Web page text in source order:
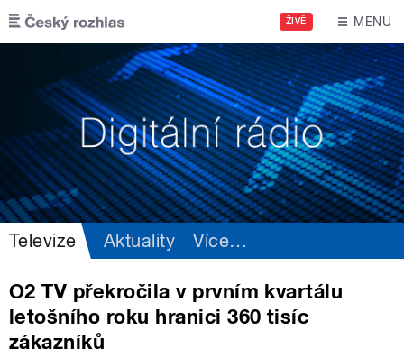
Přejít k hlavnímu obsahu
ŽIVĚ MENU
Televize Aktuality Více…
O2 TV překročila v prvním kvartálu
letošního roku hranici 360 tisíc
zákazníků